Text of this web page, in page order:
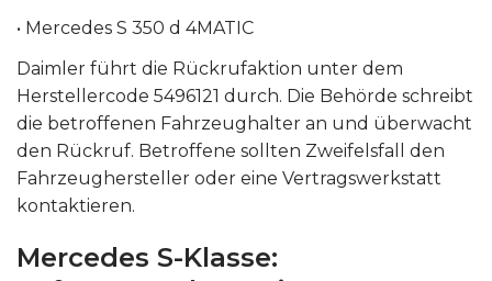
• Mercedes S 350 d 4MATIC
Daimler führt die Rückrufaktion unter dem
Herstellercode 5496121 durch. Die Behörde schreibt
die betroffenen Fahrzeughalter an und überwacht
den Rückruf. Betroffene sollten Zweifelsfall den
Fahrzeughersteller oder eine Vertragswerkstatt
kontaktieren.
Mercedes S-Klasse: